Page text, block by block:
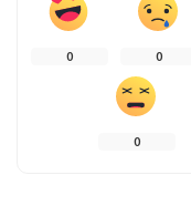
0 0
0